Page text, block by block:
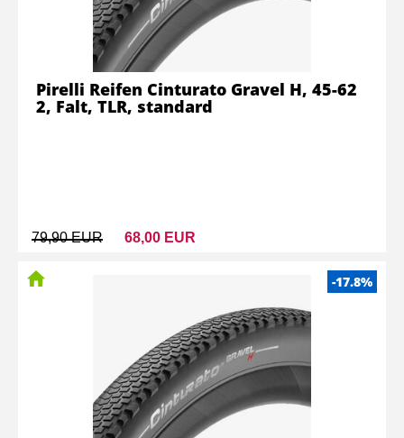
79,90 EUR 68,00 EUR
Pirelli Reifen Cinturato Gravel H, 45-62
2, Falt, TLR, standard
-17.8%